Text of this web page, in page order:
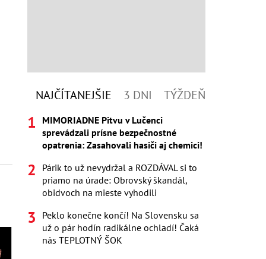
NAJČÍTANEJŠIE 3 DNI TÝŽDEŇ
MIMORIADNE Pitvu v Lučenci
sprevádzali prísne bezpečnostné
opatrenia: Zasahovali hasiči aj chemici!
Párik to už nevydržal a ROZDÁVAL si to
priamo na úrade: Obrovský škandál,
obidvoch na mieste vyhodili
Peklo konečne končí! Na Slovensku sa
už o pár hodín radikálne ochladí! Čaká
nás TEPLOTNÝ ŠOK